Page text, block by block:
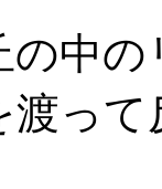
の中
渡っ